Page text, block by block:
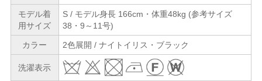
モデル着
用サイズ
S / モデル身長 166cm・体重48kg (参考サイズ
38・9～11号)
カラー 2色展開 / ナイトイリス・ブラック
洗濯表示